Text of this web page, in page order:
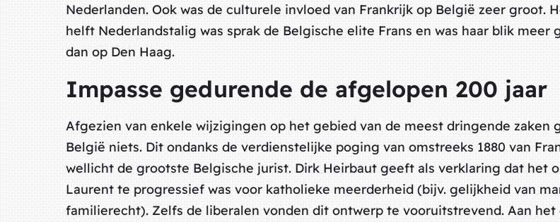
Nederlanden. Ook was de culturele invloed van Frankrijk op België zeer groot.
helft Nederlandstalig was sprak de Belgische elite Frans en was haar blik meer
dan op Den Haag.
Impasse gedurende de afgelopen 200 jaar
Afgezien van enkele wijzigingen op het gebied van de meest dringende zaken
België niets. Dit ondanks de verdienstelijke poging van omstreeks 1880 van
wellicht de grootste Belgische jurist. Dirk Heirbaut geeft als verklaring dat het
Laurent te progressief was voor katholieke meerderheid (bijv. gelijkheid van
familierecht). Zelfs de liberalen vonden dit ontwerp te vooruitstrevend. Aan het